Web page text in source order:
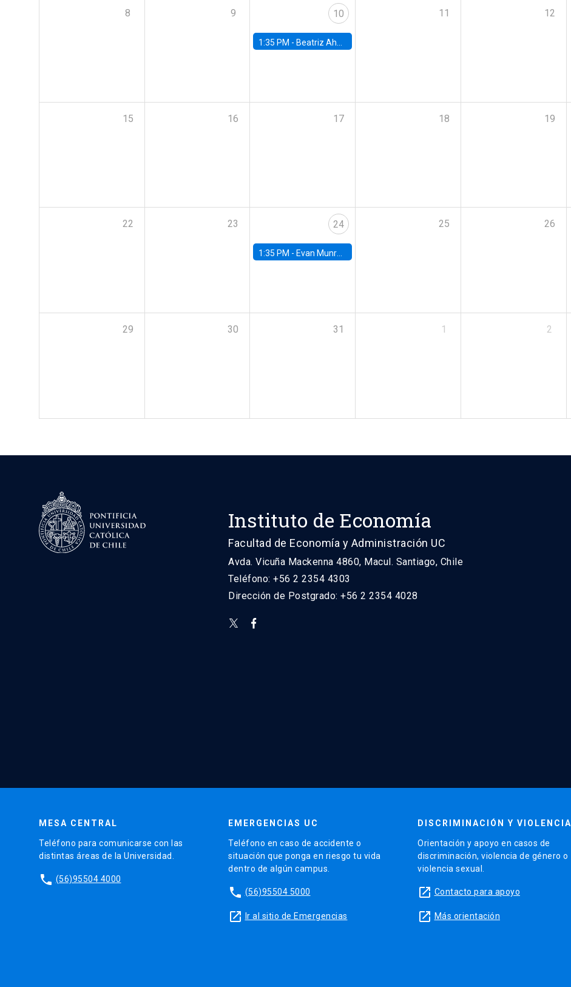
8 9 10
1:35 PM - Beatriz Ahumada, PhD candidate, Universidad de Pittsburgh
11 12
15 16 17 18 19
22 23 24
1:35 PM - Evan Munro, Neyman Visiting Assistant Professor in the Department of Statistics at UC Berkeley
25 26
29 30 31 1 2
Instituto de Economía
Facultad de Economía y Administración UC
Avda. Vicuña Mackenna 4860, Macul. Santiago, Chile
Teléfono: +56 2 2354 4303
Dirección de Postgrado: +56 2 2354 4028
MESA CENTRAL
Teléfono para comunicarse con las
distintas áreas de la Universidad.
phone (56)95504 4000
EMERGENCIAS UC
Teléfono en caso de accidente o
situación que ponga en riesgo tu vida
dentro de algún campus.
phone (56)95504 5000
launch Ir al sitio de Emergencias
DISCRIMINACIÓN Y VIOLENCIA
Orientación y apoyo en casos de
discriminación, violencia de género o
violencia sexual.
launch Contacto para apoyo
launch Más orientación